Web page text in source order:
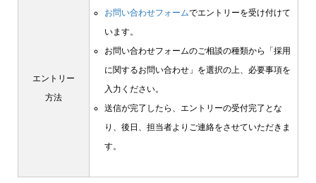
エントリー
方法
お問い合わせフォームでエントリーを受け付けて
います。
お問い合わせフォームのご相談の種類から「採用
に関するお問い合わせ」を選択の上、必要事項を
入力ください。
送信が完了したら、エントリーの受付完了とな
り、後日、担当者よりご連絡をさせていただきま
す。